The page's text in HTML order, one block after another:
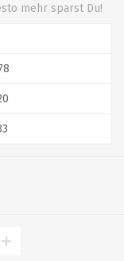
mehr sparst Du!